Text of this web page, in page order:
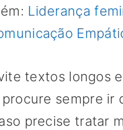
Liderança
textos longos e
sempre ir
precise tratar